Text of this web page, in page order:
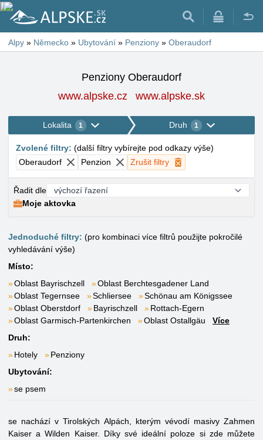
Alpy » Německo » Ubytování » Penziony » Oberaudorf
Penziony Oberaudorf
www.alpske.cz
www.alpske.sk
Lokalita 1 Druh 1
Zvolené filtry: (další filtry vybírejte pod odkazy výše)
Oberaudorf
Penzion Zrušit filtry
Řadit dle
Moje aktovka
Jednoduché filtry: (pro kombinaci více filtrů použijte pokročilé
vyhledávání výše)
Místo:
Oblast Bayrischzell
Oblast Berchtesgadener Land
Oblast Tegernsee
Schliersee
Schönau am Königssee
Oblast Oberstdorf
Bayrischzell
Rottach-Egern
Oblast Garmisch-Partenkirchen
Oblast Ostallgäu
Více
Druh:
Hotely
Penziony
Ubytování:
se psem
se nachází v Tirolských Alpách, kterým vévodí masivy Zahmen
Kaiser a Wilden Kaiser. Díky své ideální poloze si zde můžete